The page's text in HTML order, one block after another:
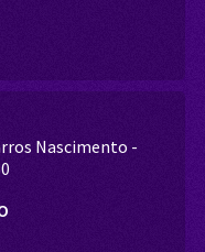
Nascimento -